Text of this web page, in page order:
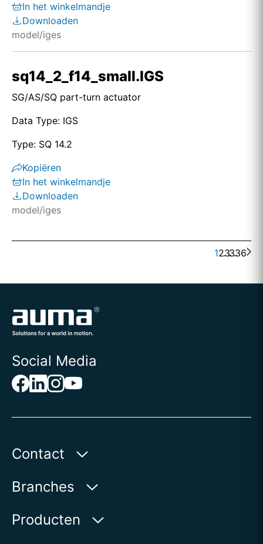
In het winkelmandje
Downloaden
model/iges
sq14_2_f14_small.IGS
SG/AS/SQ part-turn actuator
Data Type: IGS
Type: SQ 14.2
Kopiëren
In het winkelmandje
Downloaden
model/iges
123
. . .336
Social Media
Contact
AUMA Benelux B.V.
2314 XT Leiden | Nederland
Branches
Water
Producten